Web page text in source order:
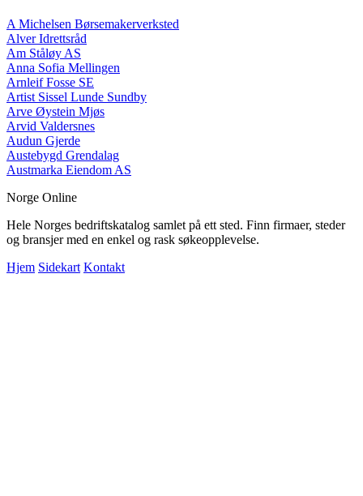
A Michelsen Børsemakerverksted
Alver Idrettsråd
Am Ståløy AS
Anna Sofia Mellingen
Arnleif Fosse SE
Artist Sissel Lunde Sundby
Arve Øystein Mjøs
Arvid Valdersnes
Audun Gjerde
Austebygd Grendalag
Austmarka Eiendom AS
Norge Online
Hele Norges bedriftskatalog samlet på ett sted. Finn firmaer, steder
og bransjer med en enkel og rask søkeopplevelse.
Hjem Sidekart Kontakt